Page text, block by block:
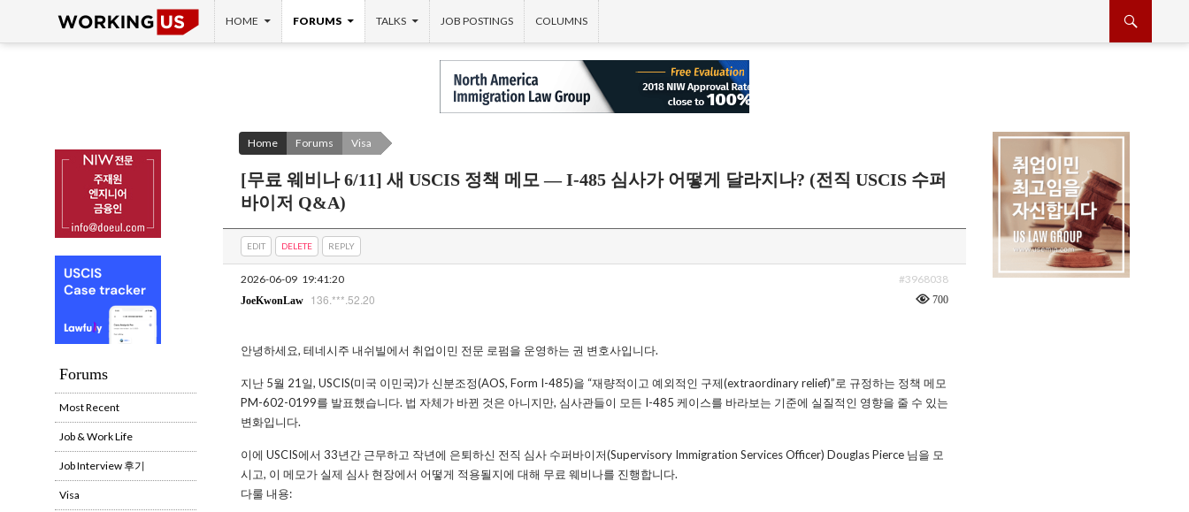
SKIP TO CONTENT
HOME FORUMS TALKS JOB POSTINGS COLUMNS
Home Forums Visa
[무료 웨비나 6/11] 새 USCIS 정책 메모 — I-485 심사가 어떻게 달라지나? (전직 USCIS 수퍼
바이저 Q&A)
EDIT DELETE REPLY
2026-06-09 19:41:20 #3968038
JoeKwonLaw 136.***.52.20 700
안녕하세요, 테네시주 내쉬빌에서 취업이민 전문 로펌을 운영하는 권 변호사입니다.
지난 5월 21일, USCIS(미국 이민국)가 신분조정(AOS, Form I-485)을 “재량적이고 예외적인 구제(extraordinary relief)”로 규정하는 정책 메모
PM-602-0199를 발표했습니다. 법 자체가 바뀐 것은 아니지만, 심사관들이 모든 I-485 케이스를 바라보는 기준에 실질적인 영향을 줄 수 있는
변화입니다.
이에 USCIS에서 33년간 근무하고 작년에 은퇴하신 전직 심사 수퍼바이저(Supervisory Immigration Services Officer) Douglas Pierce 님을 모
시고, 이 메모가 실제 심사 현장에서 어떻게 적용될지에 대해 무료 웨비나를 진행합니다.
다룰 내용:
Forums
Most Recent
Job & Work Life
Job Interview 후기
Visa